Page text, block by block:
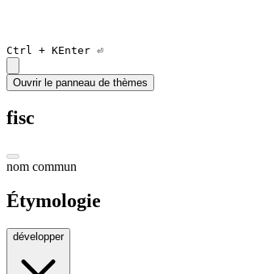
Ctrl + KEnter ⏎
Ouvrir le panneau de thèmes
fisc
nom commun
Étymologie
développer